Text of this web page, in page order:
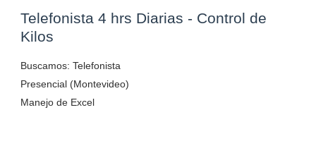
Telefonista 4 hrs Diarias - Control de
Kilos
Buscamos: Telefonista
Presencial (Montevideo)
Manejo de Excel